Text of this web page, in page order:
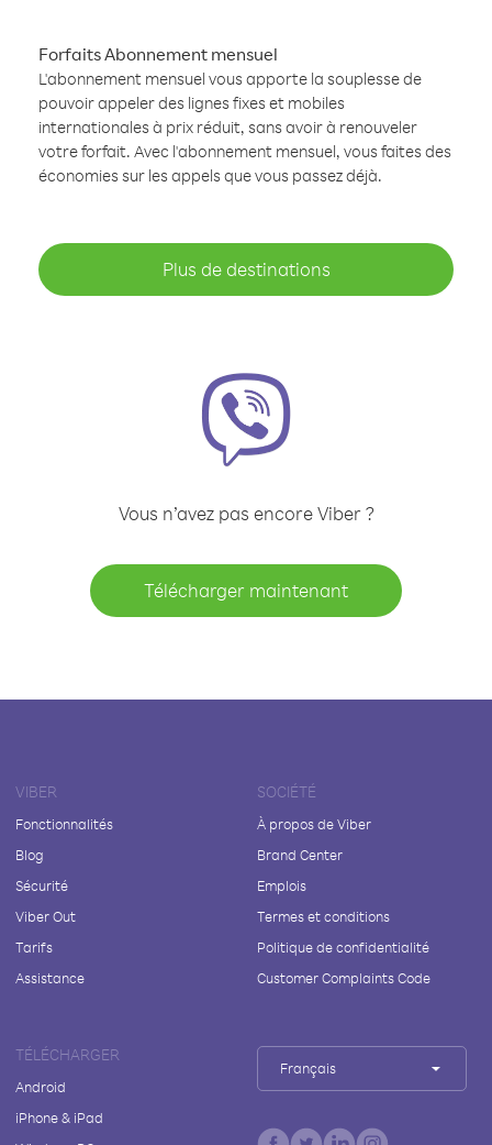
Forfaits Abonnement mensuel
L'abonnement mensuel vous apporte la souplesse de
pouvoir appeler des lignes fixes et mobiles
internationales à prix réduit, sans avoir à renouveler
votre forfait. Avec l'abonnement mensuel, vous faites des
économies sur les appels que vous passez déjà.
Plus de destinations
Vous n’avez pas encore Viber ?
Télécharger maintenant
VIBER
Fonctionnalités
Blog
Sécurité
Viber Out
Tarifs
Assistance
SOCIÉTÉ
À propos de Viber
Brand Center
Emplois
Termes et conditions
Politique de confidentialité
Customer Complaints Code
TÉLÉCHARGER
Android
iPhone & iPad
Français